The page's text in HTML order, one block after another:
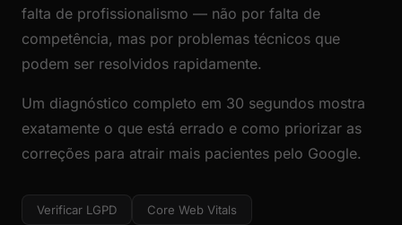
falta de profissionalismo — não por falta de
competência, mas por problemas técnicos que
podem ser resolvidos rapidamente.
Um diagnóstico completo em 30 segundos mostra
exatamente o que está errado e como priorizar as
correções para atrair mais pacientes pelo Google.
Verificar LGPD Core Web Vitals